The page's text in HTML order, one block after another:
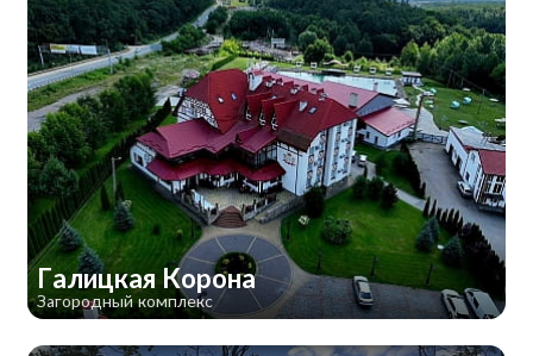
Галицкая Корона
Загородный комплекс